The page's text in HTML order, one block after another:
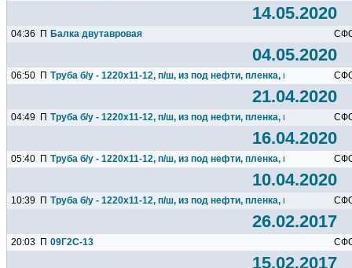
14.05.2020
04:36 П Балка двутавровая
04.05.2020
06:50 П Труба б/у - 1220х11-12, п/ш, из под нефти, пленка, по 25 000...
21.04.2020
04:49 П Труба б/у - 1220х11-12, п/ш, из под нефти, пленка, по 25 000...
16.04.2020
05:40 П Труба б/у - 1220х11-12, п/ш, из под нефти, пленка, по 25 000...
10.04.2020
10:39 П Труба б/у - 1220х11-12, п/ш, из под нефти, пленка, по 25 000...
26.02.2017
20:03 П 09Г2С-13
15.02.2017